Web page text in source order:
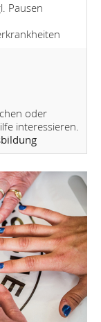
Pausen
oder
interessieren.